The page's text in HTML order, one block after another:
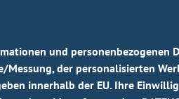
und personenbezogenen
der personalisierten
innerhalb der EU. Ihre